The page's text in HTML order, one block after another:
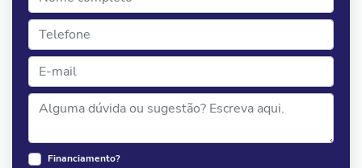
Financiamento?